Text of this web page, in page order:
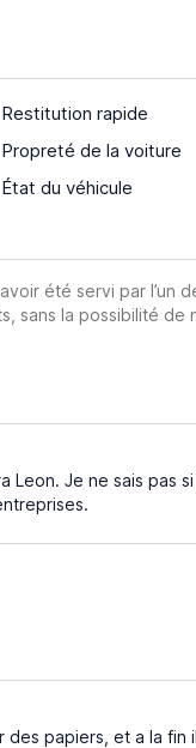
Restitution rapide
Propreté de la voiture
État du véhicule
été servi par l’un
sans la possibilité de
Leon. Je ne sais pas
papiers, et a la